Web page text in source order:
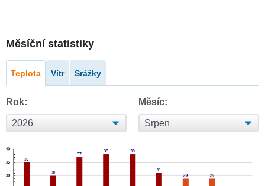
Měsíční statistiky
Teplota Vítr Srážky
Rok: Měsíc: